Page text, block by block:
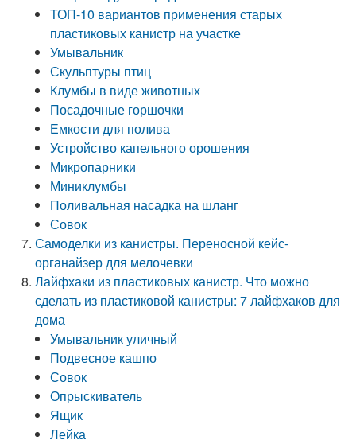
ТОП-10 вариантов применения старых
пластиковых канистр на участке
Умывальник
Скульптуры птиц
Клумбы в виде животных
Посадочные горшочки
Емкости для полива
Устройство капельного орошения
Микропарники
Миниклумбы
Поливальная насадка на шланг
Совок
Самоделки из канистры. Переносной кейс-
органайзер для мелочевки
Лайфхаки из пластиковых канистр. Что можно
сделать из пластиковой канистры: 7 лайфхаков для
дома
Умывальник уличный
Подвесное кашпо
Совок
Опрыскиватель
Ящик
Лейка